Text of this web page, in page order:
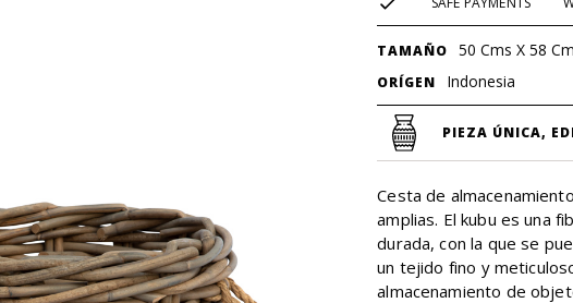
TAMAÑO 50 Cms X 58
ORÍGEN Indonesia
PIEZA ÚNICA,
Cesta de
amplias. El kubu es una
durada, con la que se
un tejido fino y
almacenamiento de